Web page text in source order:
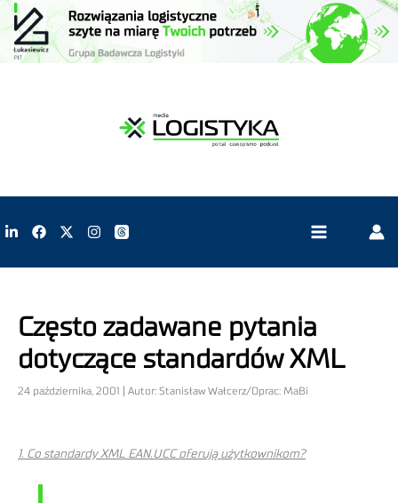
Często zadawane pytania
dotyczące standardów XML
24 października, 2001 | Autor: Stanisław Wałcerz/Oprac: MaBi
1. Co standardy XML EAN.UCC oferują użytkownikom?